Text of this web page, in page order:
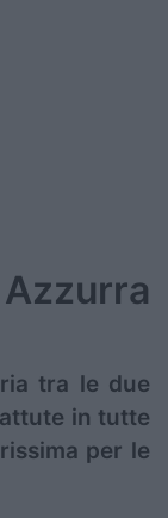
tra le due
in tutte
per le